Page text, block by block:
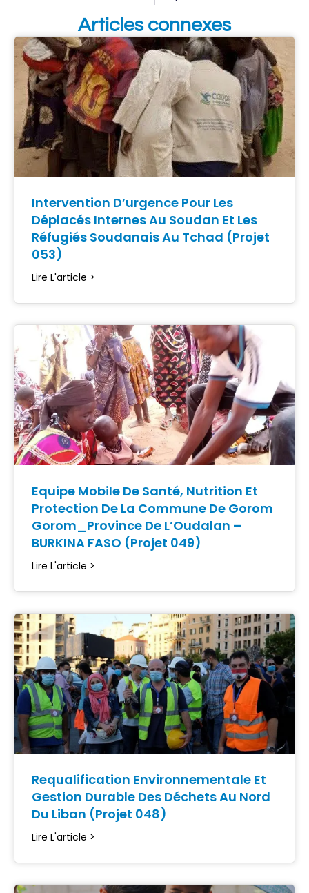
Articles connexes
Intervention D’urgence Pour Les
Déplacés Internes Au Soudan Et Les
Réfugiés Soudanais Au Tchad (Projet
053)
Lire L'article >
Equipe Mobile De Santé, Nutrition Et
Protection De La Commune De Gorom
Gorom_Province De L’Oudalan –
BURKINA FASO (Projet 049)
Lire L'article >
Requalification Environnementale Et
Gestion Durable Des Déchets Au Nord
Du Liban (Projet 048)
Lire L'article >